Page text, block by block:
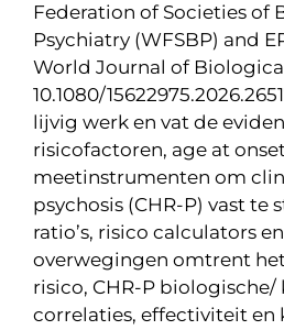
Federation of Societies of
Psychiatry (WFSBP) and
World Journal of
10.1080/
lijvig werk en vat de
risicofactoren, age at
meetinstrumenten om
psychosis (CHR-P) vast te
ratio’s, risico calculators
overwegingen omtrent
risico, CHR-P biologische/
correlaties, effectiviteit